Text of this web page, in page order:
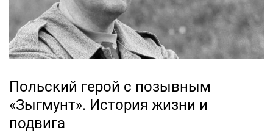
Польский герой с позывным
«Зыгмунт». История жизни и
подвига